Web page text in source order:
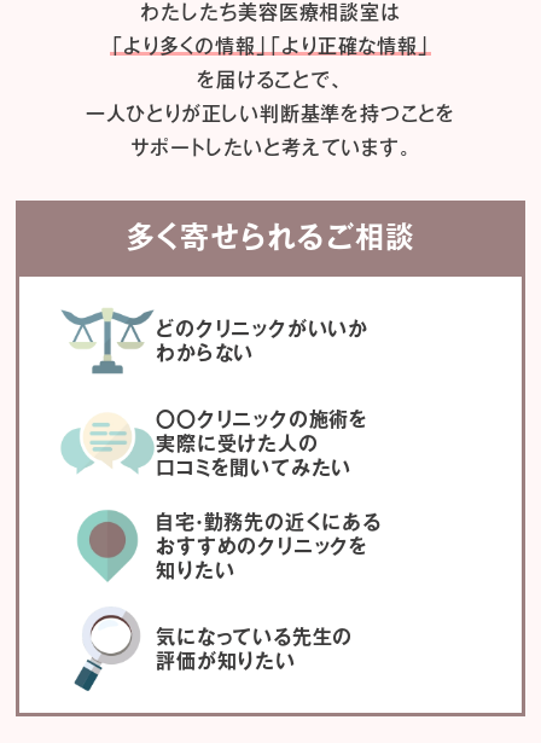
わたしたち美容医療相談室は
「より多くの情報」「より正確な情報」
を届けることで、
一人ひとりが正しい判断基準を持つことを
サポートしたいと考えています。
多く寄せられるご相談
どのクリニックがいいか
わからない
〇〇クリニックの施術を
実際に受けた人の
口コミを聞いてみたい
自宅・勤務先の近くにある
おすすめのクリニックを
知りたい
気になっている先生の
評価が知りたい